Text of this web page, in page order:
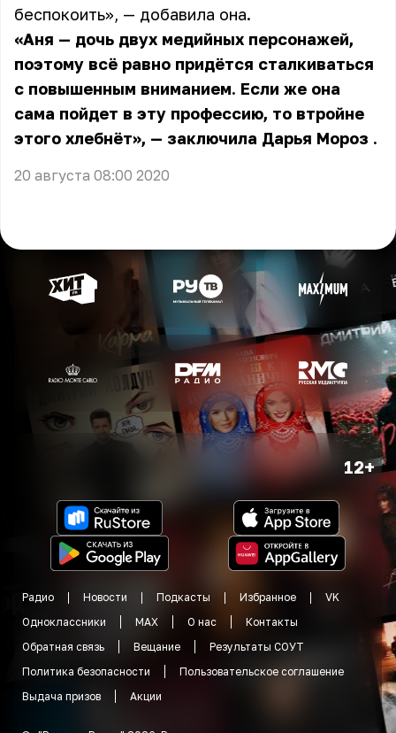
беспокоить», — добавила она.
«Аня — дочь двух медийных персонажей,
поэтому всё равно придётся сталкиваться
с повышенным вниманием. Если же она
сама пойдет в эту профессию, то втройне
этого хлебнёт», — заключила Дарья Мороз .
20 августа 08:00 2020
12+
Радио Новости Подкасты Избранное
VK
Одноклассники
MAX О нас
Контакты
Обратная связь
Вещание
Результаты СОУТ
Политика безопасности
Пользовательское соглашение
Выдача призов
Акции